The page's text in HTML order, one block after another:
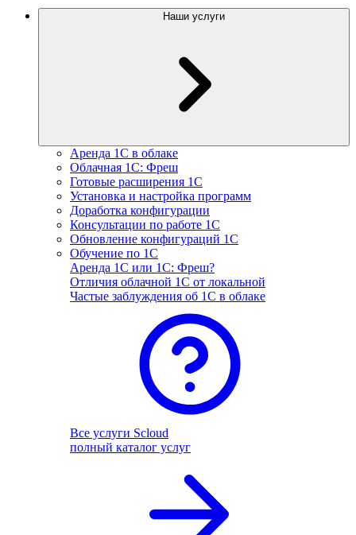
Наши услуги
Аренда 1С в облаке
Облачная 1С: Фреш
Готовые расширения 1С
Установка и настройка программ
Доработка конфигурации
Консультации по работе 1С
Обновление конфигураций 1С
Обучение по 1С
Аренда 1С или 1С: Фреш?
Отличия облачной 1С от локальной
Частые заблуждения об 1С в облаке
Все услуги Scloud
полный каталог услуг